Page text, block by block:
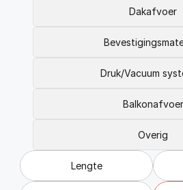
Dakafvoer
Druk/Vacuum
Balkonafvoer
Overig
Lengte